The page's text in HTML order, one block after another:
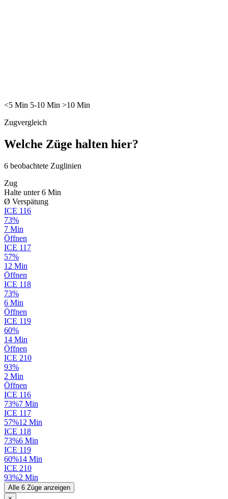
<5 Min 5-10 Min >10 Min
Zugvergleich
Welche Züge halten hier?
6 beobachtete Zuglinien
Zug
Halte unter 6 Min
Ø Verspätung
ICE 116
73%
7 Min
Öffnen
ICE 117
57%
12 Min
Öffnen
ICE 118
73%
6 Min
Öffnen
ICE 119
60%
14 Min
Öffnen
ICE 210
93%
2 Min
Öffnen
ICE 116
73%7 Min
ICE 117
57%12 Min
ICE 118
73%6 Min
ICE 119
60%14 Min
ICE 210
93%2 Min
Alle 6 Züge anzeigen